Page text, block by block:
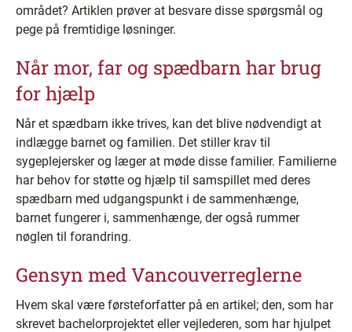
området? Artiklen prøver at besvare disse spørgsmål og
pege på fremtidige løsninger.
Når mor, far og spædbarn har brug
for hjælp
Når et spædbarn ikke trives, kan det blive nødvendigt at
indlægge barnet og familien. Det stiller krav til
sygeplejersker og læger at møde disse familier. Familierne
har behov for støtte og hjælp til samspillet med deres
spædbarn med udgangspunkt i de sammenhænge,
barnet fungerer i, sammenhænge, der også rummer
nøglen til forandring.
Gensyn med Vancouverreglerne
Hvem skal være førsteforfatter på en artikel; den, som har
skrevet bachelorprojektet eller vejlederen, som har hjulpet